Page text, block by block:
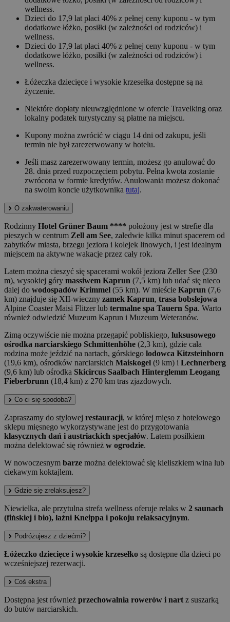
wellness.
Dzieci do 17,9 lat płaci 40% z pełnej ceny kuponu - w tym
dodatkowe łóżko, posiłki (w zależności od rodziców) i
wellness.
Dzieci do 17,9 lat płaci 40% z pełnej ceny kuponu - w tym
dodatkowe łóżko, posiłki (w zależności od rodziców) i
wellness.
Łóżeczka dziecięce i wysokie krzesełka dostępne są na
życzenie.
Niektóre dopłaty nieuwzględnione w ofercie Travelking oraz
lokalny podatek turystyczny są płatne na miejscu.
Kupony można zwrócić w ciągu 14 dni od zakupu, jeśli
termin nie był zarezerwowany w hotelu.
Jeśli masz zarezerwowany termin, możesz go anulować do
28. dnia przed rozpoczęciem pobytu. Pełna kwota zostanie
zwrócona w formie kredytów. Anulowania możesz dokonać
na swoim koncie użytkownika tutaj.
O zakwaterowaniu
Rodzinny Hotel Grüner Baum **** położony jest w strefie dla
pieszych w centrum Zell am See, zaledwie kilka minut spacerem od
zabytków miasta, brzegu jeziora i kolejek linowych, i jest idealnym
miejscem na aktywne wakacje przez cały rok.
Latem można cieszyć się spacerami wokół jeziora Zeller See (230
m), wysokiej góry massiwem Kaprun (7,5 km) lub udać się nieco
dalej do wodospadów Krimmel (55 km). W mieście Kaprun (7,6
km) znajduje się XII-wieczny zamek Kaprun, trasa bobslejowa
Alpine Coaster Maisi Flitzer lub termalne spa Tauern Spa. Warto
również odwiedzić Muzeum Kaprun i Muzeum Weteranów.
Zimą oczywiście nie można przegapić pobliskiego, luksusowego
ośrodka narciarskiego Schmittenhöhe (2,3 km), gdzie cała
rodzina może jeździć na nartach, górskiego lodowca Kitzsteinhorn
(19,6 km), ośrodków narciarskich Maiskogel (9 km) i Lechnerberg
(9,6 km) lub ośrodka Skicircus Saalbach Hinterglemm Leogang
Fieberbrunn (18,4 km) z 270 km tras zjazdowych.
Co ci się spodoba?
Zapraszamy do stylowej restauracji, w której mięso z hotelowego
sklepu mięsnego wykorzystywane jest do przygotowania
klasycznych dań i austriackich specjałów. Latem posiłkiem
można delektować się również w ogrodzie.
W nowoczesnym barze można delektować się kieliszkiem wina lub
ciekawym koktajlem.
Gdzie się zrelaksujesz?
Niewielka, ale przytulna strefa wellness oferuje relaks w 2 saunach
(fińskiej i bio), łaźni Kneippa i pokoju relaksacyjnym.
Podróżujesz z dziećmi?
Łóżeczko dziecięce i wysokie krzesełko są dostępne dla dzieci po
wcześniejszej rezerwacji.
Coś ekstra
Dostępna jest również przechowalnia rowerów i nart z suszarką
do butów narciarskich.